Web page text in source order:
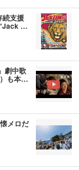
続支援
"Jack …
劇中歌
も本…
メロだ